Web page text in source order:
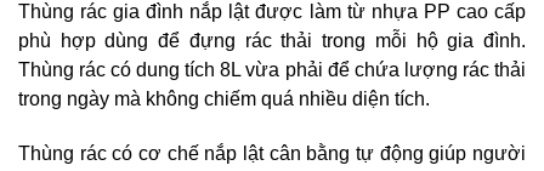
Thùng rác gia đình nắp lật được làm từ nhựa PP cao cấp
phù hợp dùng để đựng rác thải trong mỗi hộ gia đình.
Thùng rác có dung tích 8L vừa phải để chứa lượng rác thải
trong ngày mà không chiếm quá nhiều diện tích.
Thùng rác có cơ chế nắp lật cân bằng tự động giúp người